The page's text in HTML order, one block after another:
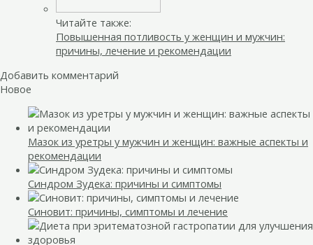
Читайте также:
Повышенная потливость у женщин и мужчин:
причины, лечение и рекомендации
Добавить комментарий
Новое
Мазок из уретры у мужчин и женщин: важные аспекты и
рекомендации
Синдром Зудека: причины и симптомы
Синовит: причины, симптомы и лечение